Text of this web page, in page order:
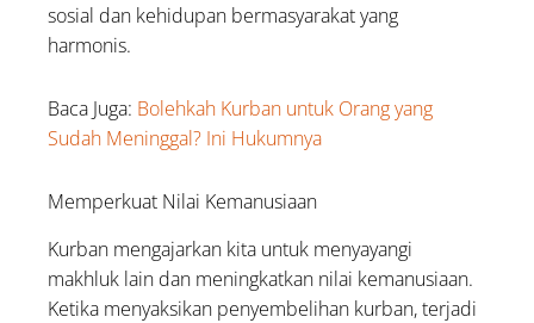
sosial dan kehidupan bermasyarakat yang
harmonis.
Baca Juga: Bolehkah Kurban untuk Orang yang
Sudah Meninggal? Ini Hukumnya
Memperkuat Nilai Kemanusiaan
Kurban mengajarkan kita untuk menyayangi
makhluk lain dan meningkatkan nilai kemanusiaan.
Ketika menyaksikan penyembelihan kurban, terjadi